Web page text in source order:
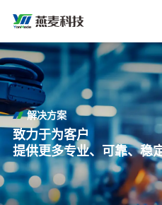
解决方案
致力于为客户
提供更多专业、可靠、稳